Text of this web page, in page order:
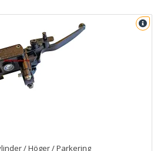
/ Höger / Parkering